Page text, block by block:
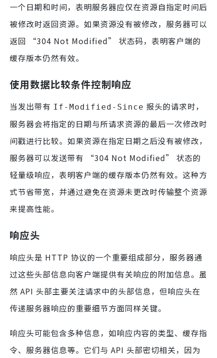
一个日期和时间，表明服务器应仅在资源自指定时间后
被修改时返回资源。如果资源没有被修改，服务器可以
返回 “304 Not Modified” 状态码，表明客户端的
缓存版本仍然有效。
使用数据比较条件控制响应
当发出带有 If-Modified-Since 报头的请求时，
服务器会将指定的日期与所请求资源的最后一次修改时
间戳进行比较。如果资源在指定日期之后没有被修改，
服务器可以发送带有 “304 Not Modified” 状态的
轻量级响应，表明客户端的缓存版本仍然有效。这种方
式节省带宽，并通过避免在资源未更改时传输整个资源
来提高性能。
响应头
响应头是 HTTP 协议的一个重要组成部分，服务器通
过这些头部信息向客户端提供有关响应的附加信息。虽
然 API 头部主要关注请求中的头部信息，但响应头在
传递服务器响应的重要细节方面同样关键。
响应头可能包含多种信息，如响应内容的类型、缓存指
令、服务器信息等。它们与 API 头部密切相关，因为